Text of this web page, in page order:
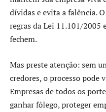
dívidas e evita a falência.
regras da Lei 11.101/2005
fechem.
Mas preste atenção: sem
credores, o processo pode
Empresas de todos os
ganhar fôlego, proteger